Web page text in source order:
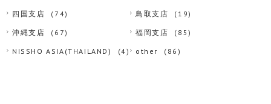
四国支店 (74) 鳥取支店 (19)
沖縄支店 (67) 福岡支店 (85)
NISSHO ASIA(THAILAND) (4) other (86)